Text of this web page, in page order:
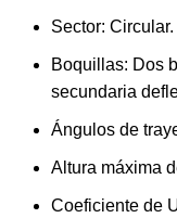
Sector: Circular.
Boquillas: Dos
secundaria
Ángulos de
Altura máxima
Coeficiente de